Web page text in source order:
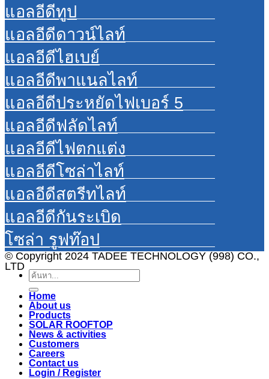
แอลอีดีทูป
แอลอีดีดาวน์ไลท์
แอลอีดีไฮเบย์
แอลอีดีพาแนลไลท์
แอลอีดีประหยัดไฟเบอร์ 5
แอลอีดีฟลัดไลท์
แอลอีดีไฟตกแต่ง
แอลอีดีโซล่าไลท์
แอลอีดีสตรีทไลท์
แอลอีดีกันระเบิด
โซล่า รูฟท๊อป
© Copyright 2024 TADEE TECHNOLOGY (998) CO.,
LTD
Search
for:
Home
About us
Products
SOLAR ROOFTOP
News & activities
Customers
Careers
Contact us
Login / Register